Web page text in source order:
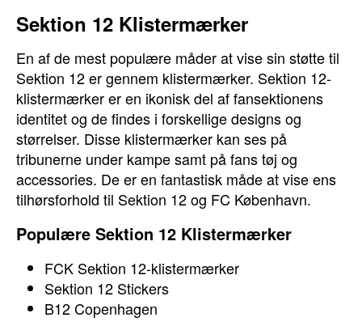
Sektion 12 Klistermærker
En af de mest populære måder at vise sin støtte til
Sektion 12 er gennem klistermærker. Sektion 12-
klistermærker er en ikonisk del af fansektionens
identitet og de findes i forskellige designs og
størrelser. Disse klistermærker kan ses på
tribunerne under kampe samt på fans tøj og
accessories. De er en fantastisk måde at vise ens
tilhørsforhold til Sektion 12 og FC København.
Populære Sektion 12 Klistermærker
FCK Sektion 12-klistermærker
Sektion 12 Stickers
B12 Copenhagen